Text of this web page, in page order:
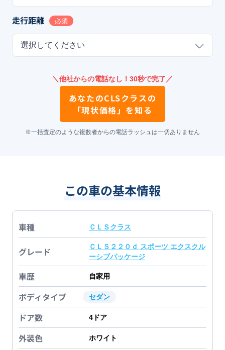
走行距離 必須
選択してください
＼他社からの電話なし！30秒で完了／
あなたのCLSクラスの
「現状価格」を知る
※一括査定のような複数者からの電話ラッシュは一切ありません
この車の基本情報
車種 ＣＬＳクラス
グレード
ＣＬＳ２２０ｄ スポーツ エクスクル
ーシブパッケージ
車歴 自家用
ボディタイプ セダン
ドア数 4 ドア
外装色 ホワイト